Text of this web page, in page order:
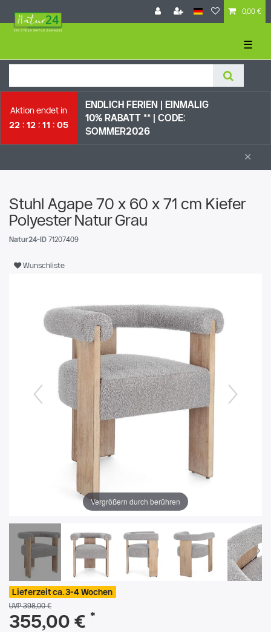
0,00 €
☰
Aktion endet in
22
12 11 04
ENDLICH FERIEN | EI NMALIG
10% RABATT ** | CODE:
SOMMER2026
×
Stuhl Agape 70 x 60 x 71 cm Kiefer
Polyester Natur Grau
Natur24-ID 71207409
Wunschliste
Vergrößern durch berühren
Lieferzeit ca. 3-4 Wochen
UVP 398,00 €
355,00 € *